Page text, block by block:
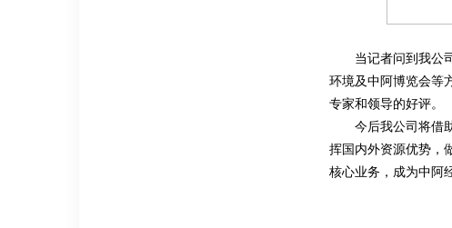
当记者问到我公
环境及中阿博览会等
专家和领导的好评。
今后我公司将借
挥国内外资源优势，
核心业务，成为中阿